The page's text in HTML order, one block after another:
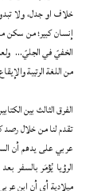
خلاف او جدل، ولا
إنسان كبير؛ من سكن
الخفيّ في الجليّ…
من اللغة الرتيبة
الفرق الثالث بين
تقدم لنا من خلال رصد
عربي على يدهم أن